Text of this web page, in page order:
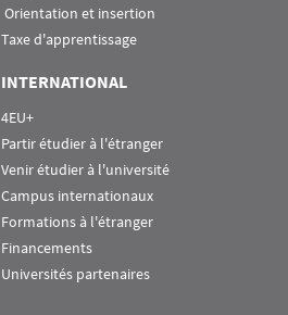
Orientation et insertion
Taxe d'apprentissage
INTERNATIONAL
4EU+
Partir étudier à l'étranger
Venir étudier à l'université
Campus internationaux
Formations à l'étranger
Financements
Universités partenaires